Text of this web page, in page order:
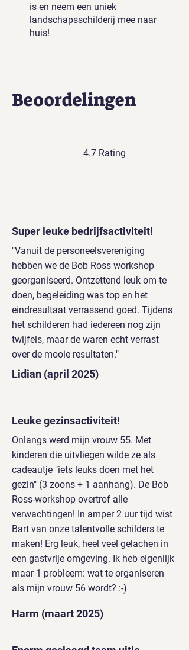
is en neem een uniek
landschapsschilderij mee naar
huis!
Beoordelingen
4.7 Rating
Super leuke bedrijfsactiviteit!
"Vanuit de personeelsvereniging
hebben we de Bob Ross workshop
georganiseerd. Ontzettend leuk om te
doen, begeleiding was top en het
eindresultaat verrassend goed. Tijdens
het schilderen had iedereen nog zijn
twijfels, maar de waren echt verrast
over de mooie resultaten."
Lidian (april 2025)
Leuke gezinsactiviteit!
Onlangs werd mijn vrouw 55. Met
kinderen die uitvliegen wilde ze als
cadeautje "iets leuks doen met het
gezin" (3 zoons + 1 aanhang). De Bob
Ross-workshop overtrof alle
verwachtingen! In amper 2 uur tijd wist
Bart van onze talentvolle schilders te
maken! Erg leuk, heel veel gelachen in
een gastvrije omgeving. Ik heb eigenlijk
maar 1 probleem: wat te organiseren
als mijn vrouw 56 wordt? :-)
Harm (maart 2025)